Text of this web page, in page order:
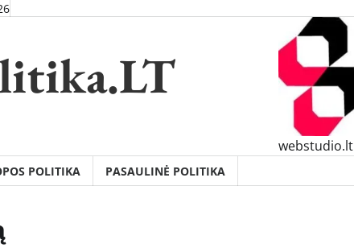
webstudio.lt
POLITIKA PASAULINĖ POLITIKA